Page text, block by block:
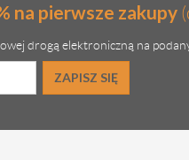
na pierwsze zakupy
drogą elektroniczną na
ZAPISZ SIĘ